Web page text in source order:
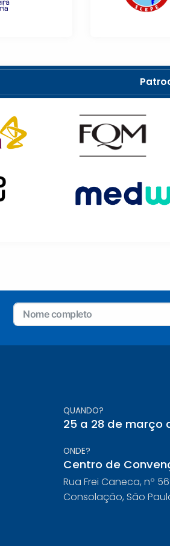
QUANDO?
25 a 28 de março
ONDE?
Centro de
Rua Frei Caneca, nº
Consolação, São